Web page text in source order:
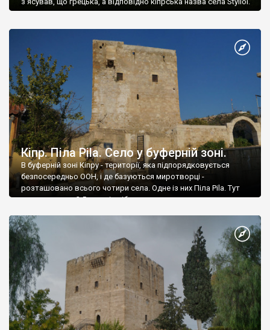
Кіпр. Піла Pila. Село у буферній зоні.
В буферній зоні Кіпру - території, яка підпорядковується
безпосередньо ООН, і де базуються миротворці -
розташовано всього чотири села. Одне із них Піла Pila. Тут
мешкає понад 2,5 тисячі осіб.